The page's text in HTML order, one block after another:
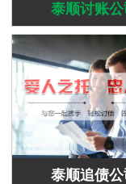
泰顺讨账公
泰顺追债公